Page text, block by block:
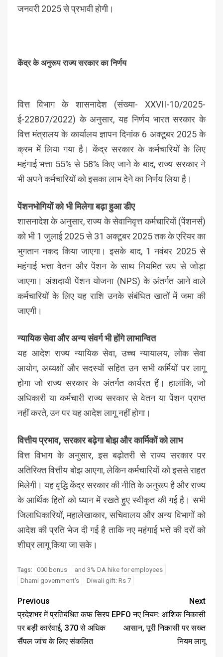
जनवरी 2025 से प्रभावी होगी।
केंद्र के अनुरूप राज्य सरकार का निर्णय
वित्त विभाग के शासनादेश (संख्या- XXVII-10/2025-
ई-22807/2022) के अनुसार, यह निर्णय भारत सरकार के
वित्त मंत्रालय के कार्यालय ज्ञापन दिनांक 6 अक्टूबर 2025 के
क्रम में लिया गया है। केंद्र सरकार के कर्मचारियों के लिए
महंगाई भत्ता 55% से 58% किए जाने के बाद, राज्य सरकार ने
भी अपने कर्मचारियों को इसका लाभ देने का निर्णय लिया है।
पेंशनभोगियों को भी मिलेगा बढ़ा हुआ डीए
शासनादेश के अनुसार, राज्य के सेवानिवृत्त कर्मचारियों (पेंशनर्स)
को भी 1 जुलाई 2025 से 31 अक्टूबर 2025 तक के एरियर का
भुगतान नकद किया जाएगा। इसके बाद, 1 नवंबर 2025 से
महंगाई भत्ता वेतन और पेंशन के साथ नियमित रूप से जोड़ा
जाएगा। अंशदायी पेंशन योजना (NPS) के अंतर्गत आने वाले
कर्मचारियों के लिए यह राशि उनके संबंधित खातों में जमा की
जाएगी।
न्यायिक सेवा और अन्य संवर्ग भी होंगे लाभान्वित
यह आदेश राज्य न्यायिक सेवा, उच्च न्यायालय, लोक सेवा
आयोग, अध्यक्षों और सदस्यों सहित उन सभी कर्मियों पर लागू
होगा जो राज्य सरकार के अंतर्गत कार्यरत हैं। हालांकि, जो
अधिकारी या कर्मचारी राज्य सरकार से वेतन या पेंशन प्राप्त
नहीं करते, उन पर यह आदेश लागू नहीं होगा।
वित्तीय प्रभाव, सरकार बढ़ेगा बोझ और कार्मिकों को लाभ
वित्त विभाग के अनुसार, इस बढ़ोतरी से राज्य सरकार पर
अतिरिक्त वित्तीय बोझ आएगा, लेकिन कर्मचारियों को इससे राहत
मिलेगी। यह वृद्धि केंद्र सरकार की नीति के अनुरूप है और राज्य
के आर्थिक हितों को ध्यान में रखते हुए स्वीकृत की गई है। सभी
जिलाधिकारियों, महालेखाकार, सचिवालय और अन्य विभागों को
आदेश की प्रति भेज दी गई है ताकि नए महंगाई भत्ते की दरों को
शीघ्र लागू किया जा सके।
Tags: 000 bonus
and 3% DA hike for employees
Dhami government's
Diwali gift: Rs 7
Previous
प्रदेशभर में प्रतिबंधित कफ सिरप
पर बड़ी कार्रवाई, 370 से अधिक
सैंपल जांच के लिए संकलित
Next
EPFO नए नियम: आंशिक निकासी
आसान, पूरी निकासी पर सख्त
नियम लागू